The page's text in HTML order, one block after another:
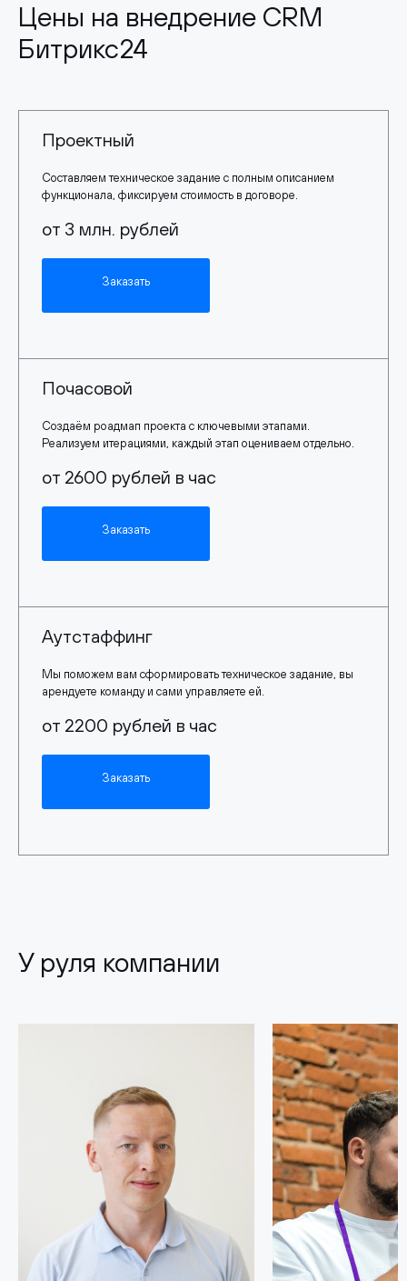
Цены на внедрение CRM
Битрикс24
Проектный
Составляем техническое задание с полным описанием
функционала, фиксируем стоимость в договоре.
от 3 млн. рублей
Заказать
Почасовой
Создаём роадмап проекта с ключевыми этапами.
Реализуем итерациями, каждый этап оцениваем отдельно.
от 2600 рублей в час
Заказать
Аутстаффинг
Мы поможем вам сформировать техническое задание, вы
арендуете команду и сами управляете ей.
от 2200 рублей в час
Заказать
У руля компании